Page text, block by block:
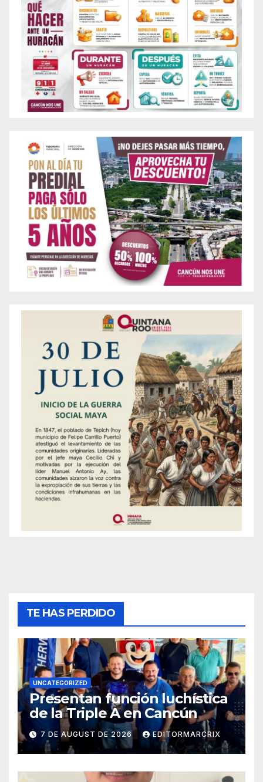
TE HAS PERDIDO
UNCATEGORIZED
Presentan función luchística
de la Triple A en Cancún
7 DE AUGUST DE 2026 EDITORMARCRIX